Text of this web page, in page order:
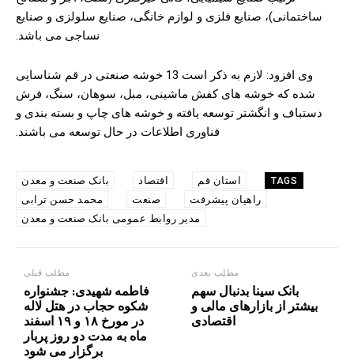
ساختمانی)، صنایع فلزی و لوازم خانگی، صنایع سلولزی و صنایع
نساجی می باشد.
وی افزود: لازم به ذکر است 13 خوشه صنعتی در قم شناسایی
شده که خوشه های کفش ماشینی، مبل، سوهان، سنگ، فرش
دستباف و انگشتر توسعه یافته و خوشه های چاپ و بسته بندی و
فناوری اطلاعات در حال توسعه می باشند.
TAGS استان قم اقتصاد
بانک صنعت و معدن
راهیان پیشرفت
صنعت
محمد حسن ترابی
مدیر روابط عمومی بانک صنعت و معدن
مطلب قبلی
فاطمه شهیدی: جشنواره
شکوه حجاب در هتل لاله
در مورخ ۱۸ و ۱۹ اسفند
ماه به مدت دو روز پربار
برگزار می شود
مطلب بعدی
بانک سینا بدنبال سهم
بیشتر از بازار‌های مالی و
اقتصادی